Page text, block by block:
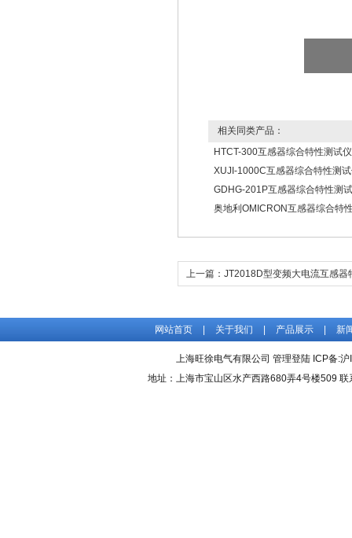
相关同类产品：
HTCT-300互感器综合特性测试仪
XUJI-1000C互感器综合特性测
GDHG-201P互感器综合特性测
奥地利OMICRON互感器综合特
上一篇： JT2018D型变频大电流互感器
网站首页 关于我们 产品展示 新
上海旺徐电气有限公司 管理登陆 ICP备:沪
地址：上海市宝山区水产西路680弄4号楼509